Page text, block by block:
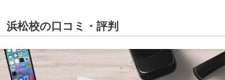
浜松校の口コミ・評判